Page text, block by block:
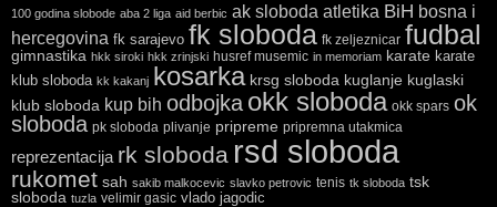
100 godina slobode aba 2 liga aid berbic ak sloboda atletika BiH bosna i
hercegovina fk sarajevo fk sloboda fk zeljeznicar fudbal
gimnastika hkk siroki hkk zrinjski husref musemic in memoriam karate karate
klub sloboda kk kakanj kosarka krsg sloboda kuglanje kuglaski
klub sloboda kup bih odbojka okk sloboda okk spars ok
sloboda pk sloboda plivanje pripreme pripremna utakmica
reprezentacija rk sloboda rsd sloboda
rukomet sah sakib malkocevic slavko petrovic tenis tk sloboda tsk
sloboda tuzla velimir gasic vlado jagodic